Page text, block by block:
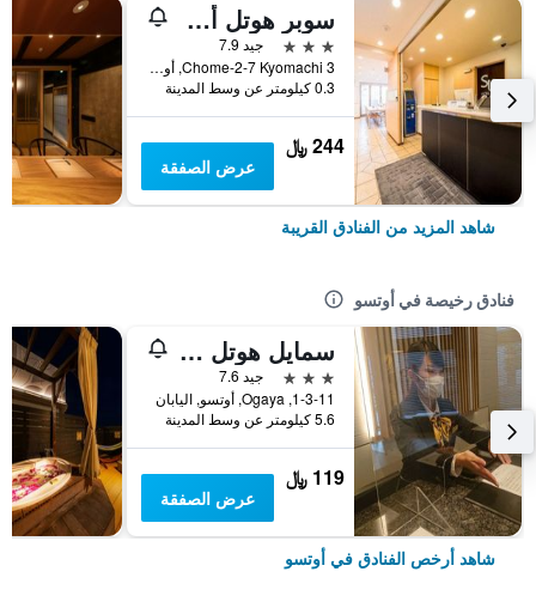
سوبر هوتل أوتسو إيكيماي
3 نجوم
جيد 7.9
3 Chome-2-7 Kyomachi, أوتسو, اليابان
0.3 كيلومتر عن وسط المدينة
244 ﷼
عرض الصفقة
شاهد المزيد من الفنادق القريبة
فنادق رخيصة في أوتسو
سمايل هوتل أوتسو سيتا
3 نجوم
جيد 7.6
1-3-11, Ogaya, أوتسو, اليابان
5.6 كيلومتر عن وسط المدينة
119 ﷼
عرض الصفقة
شاهد أرخص الفنادق في أوتسو